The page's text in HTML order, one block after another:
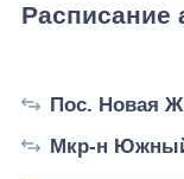
Расписание
Пос. Новая
Мкр-н